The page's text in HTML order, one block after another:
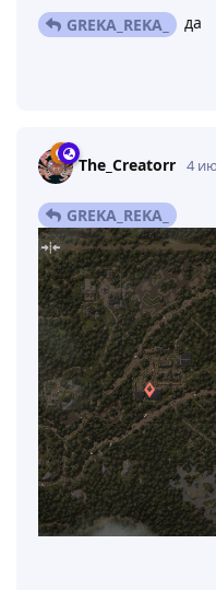
GREKA_REKA_ да
The_Creatorr 4
GREKA_REKA_